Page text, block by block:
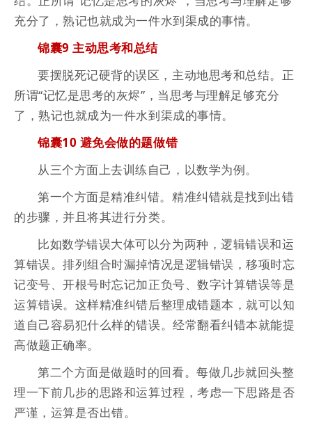
充分了，熟记也就成为一件水到渠成的事情。
锦囊9 主动思考和总结
要摆脱死记硬背的误区，主动地思考和总结。正
所谓“记忆是思考的灰烬”，当思考与理解足够充分
了，熟记也就成为一件水到渠成的事情。
锦囊10 避免会做的题做错
从三个方面上去训练自己，以数学为例。
第一个方面是精准纠错。精准纠错就是找到出错
的步骤，并且将其进行分类。
比如数学错误大体可以分为两种，逻辑错误和运
算错误。排列组合时漏掉情况是逻辑错误，移项时忘
记变号、开根号时忘记加正负号、数字计算错误等是
运算错误。这样精准纠错后整理成错题本，就可以知
道自己容易犯什么样的错误。经常翻看纠错本就能提
高做题正确率。
第二个方面是做题时的回看。每做几步就回头整
理一下前几步的思路和运算过程，考虑一下思路是否
严谨，运算是否出错。